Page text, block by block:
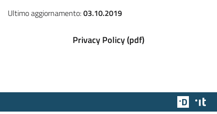
Ultimo aggiornamento:03.10.2019
Privacy Policy (pdf)
Team